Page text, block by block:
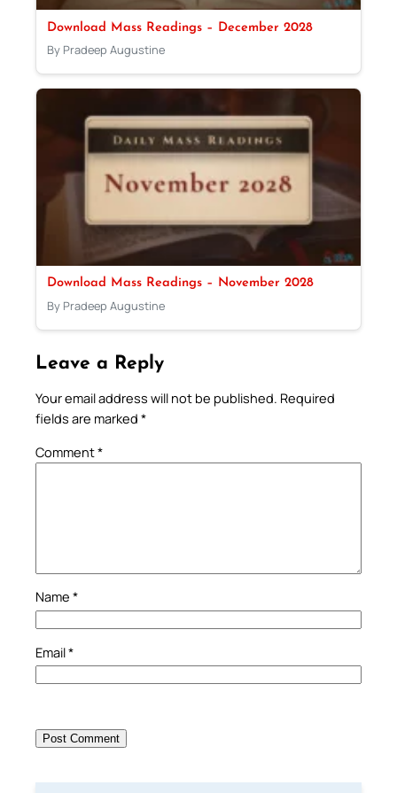
Download Mass Readings – December 2028
By Pradeep Augustine
Download Mass Readings – November 2028
By Pradeep Augustine
Leave a Reply
Your email address will not be published. Required
fields are marked *
Comment*
Name *
Email*